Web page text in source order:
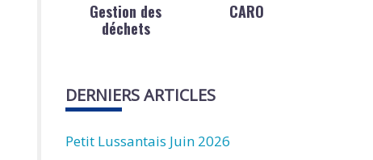
Gestion des
déchets
CARO
DERNIERS ARTICLES
Petit Lussantais Juin 2026